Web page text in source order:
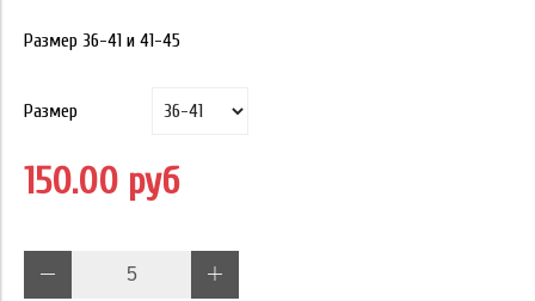
Размер 36-41 и 41-45
Размер
150.00 руб